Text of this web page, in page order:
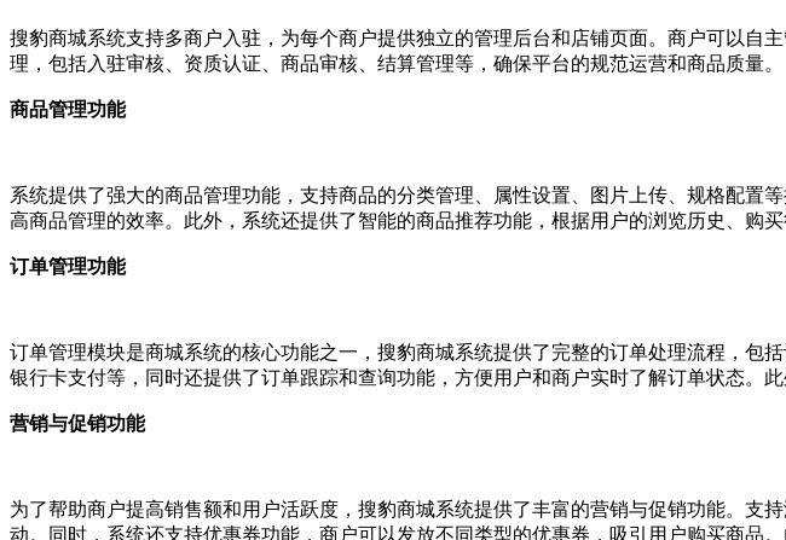
搜豹商城系统支持多商户入驻，为每个商户提供独立的管理后台和店铺页面。商户可以自
理，包括入驻审核、资质认证、商品审核、结算管理等，确保平台的规范运营和商品质量。
商品管理功能
系统提供了强大的商品管理功能，支持商品的分类管理、属性设置、图片上传、规格配
高商品管理的效率。此外，系统还提供了智能的商品推荐功能，根据用户的浏览历史、购
订单管理功能
订单管理模块是商城系统的核心功能之一，搜豹商城系统提供了完整的订单处理流程，包
银行卡支付等，同时还提供了订单跟踪和查询功能，方便用户和商户实时了解订单状态。
营销与促销功能
为了帮助商户提高销售额和用户活跃度，搜豹商城系统提供了丰富的营销与促销功能。
动。同时，系统还支持优惠券功能，商户可以发放不同类型的优惠券，吸引用户购买商品